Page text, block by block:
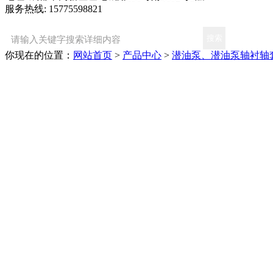
服务热线: 15775598821
你现在的位置： 网站首页 > 产品中心 > 潜油泵、潜油泵轴衬轴